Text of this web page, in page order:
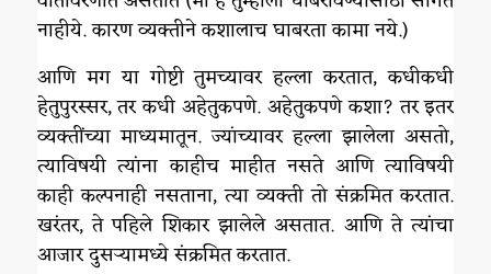
नाहीये. कारण व्यक्तीने कशालाच घाबरता कामा नये.)
आणि मग या गोष्टी तुमच्यावर हल्ला करतात, कधीकधी
हेतुपुरस्सर, तर कधी अहेतुकपणे. अहेतुकपणे कशा? तर इतर
व्यक्तींच्या माध्यमातून. ज्यांच्यावर हल्ला झालेला असतो,
त्याविषयी त्यांना काहीच माहीत नसते आणि त्याविषयी
काही कल्पनाही नसताना, त्या व्यक्ती तो संक्रमित करतात.
खरंतर, ते पहिले शिकार झालेले असतात. आणि ते त्यांचा
आजार दुसऱ्यामध्ये संक्रमित करतात.